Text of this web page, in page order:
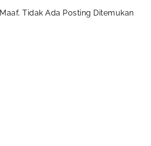
Maaf, Tidak Ada Posting Ditemukan